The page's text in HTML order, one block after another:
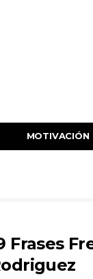
MOTIVACIÓN
Frases